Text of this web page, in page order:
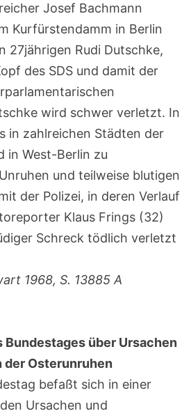
Josef Bachmann
Kurfürstendamm in Berlin
27jährigen Rudi Dutschke,
des SDS und damit der
wird schwer verletzt. In
in zahlreichen Städten der
in West-Berlin zu
und teilweise blutigen
der Polizei, in deren Verlauf
Klaus Frings (32)
Schreck tödlich verletzt
1968, S. 13885 A
über Ursachen
der Osterunruhen
befaßt sich in einer
Ursachen und